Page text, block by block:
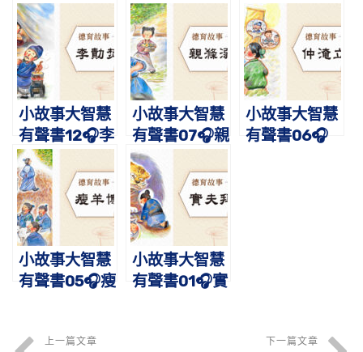
親負米｜蔡禮
旭老師講故事
田真歎荊｜蔡
禮旭老師講故
事
子李忠｜蔡禮
旭老師講故事
小故事大智慧
有聲書12🎧李
勣焚鬚｜蔡禮
旭老師講故事
小故事大智慧
有聲書07🎧親
滌溺器｜蔡禮
旭老師講故事
小故事大智慧
有聲書06🎧
小故事大智慧
有聲書05🎧瘦
小故事大智慧
有聲書01🎧實
上一篇文章 下一篇文章